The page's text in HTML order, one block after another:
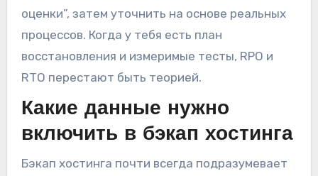
оценки”, затем уточнить на основе реальных
процессов. Когда у тебя есть план
восстановления и измеримые тесты, RPO и
RTO перестают быть теорией.
Какие данные нужно
включить в бэкап хостинга
Бэкап хостинга почти всегда подразумевает